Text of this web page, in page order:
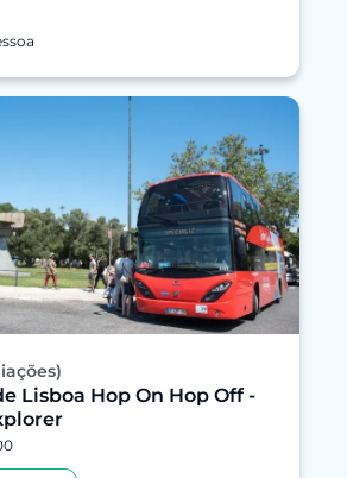
Lisboa Hop On Hop Off -